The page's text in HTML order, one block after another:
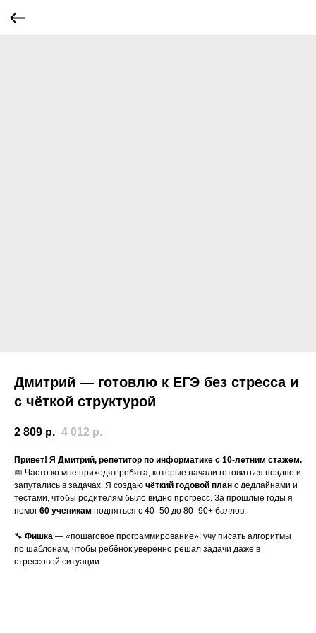
Дмитрий — готовлю к ЕГЭ без стресса и
с чёткой структурой
2 809 р. 4 012 р.
Привет! Я Дмитрий, репетитор по информатике с 10-летним стажем.
📅 Часто ко мне приходят ребята, которые начали готовиться поздно и
запутались в задачах. Я создаю чёткий годовой план с дедлайнами и
тестами, чтобы родителям было видно прогресс. За прошлые годы я
помог 60 ученикам подняться с 40–50 до 80–90+ баллов.
🔧 Фишка — «пошаговое программирование»: учу писать алгоритмы
по шаблонам, чтобы ребёнок уверенно решал задачи даже в
стрессовой ситуации.